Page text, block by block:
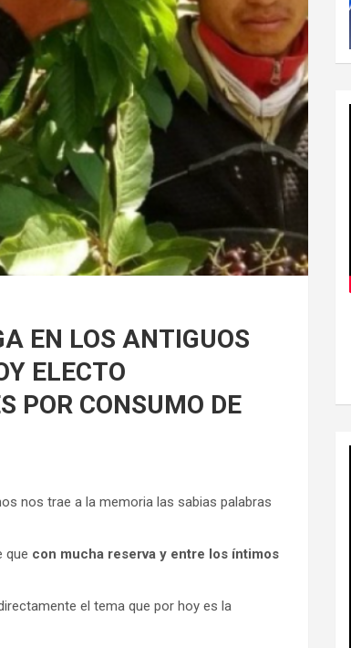
EN LOS ANTIGUOS
ELECTO
POR CONSUMO DE
nos trae a la memoria las sabias palabras
que con mucha reserva y entre los íntimos
el tema que por hoy es la